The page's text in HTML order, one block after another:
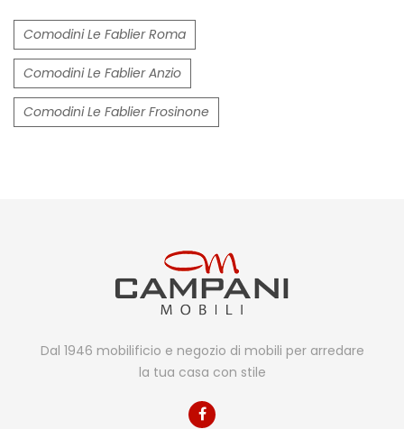
Comodini Le Fablier Roma
Comodini Le Fablier Anzio
Comodini Le Fablier Frosinone
Dal 1946 mobilificio e negozio di mobili per arredare
la tua casa con stile